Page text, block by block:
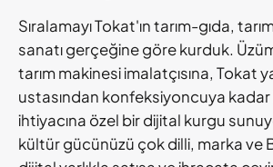
Sıralamayı Tokat'ın tarım-gıda,
sanatı gerçeğine göre kurduk.
tarım makinesi imalatçısına, Tokat
ustasından konfeksiyoncuya
ihtiyacına özel bir dijital kurgu
kültür gücünüzü çok dilli, marka ve